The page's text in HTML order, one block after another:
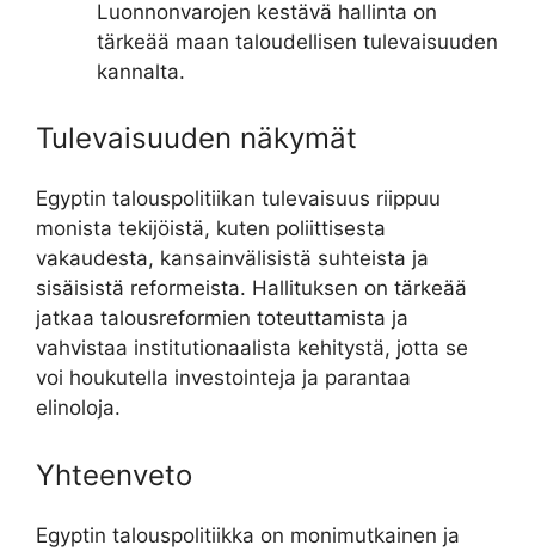
Luonnonvarojen kestävä hallinta on
tärkeää maan taloudellisen tulevaisuuden
kannalta.
Tulevaisuuden näkymät
Egyptin talouspolitiikan tulevaisuus riippuu
monista tekijöistä, kuten poliittisesta
vakaudesta, kansainvälisistä suhteista ja
sisäisistä reformeista. Hallituksen on tärkeää
jatkaa talousreformien toteuttamista ja
vahvistaa institutionaalista kehitystä, jotta se
voi houkutella investointeja ja parantaa
elinoloja.
Yhteenveto
Egyptin talouspolitiikka on monimutkainen ja